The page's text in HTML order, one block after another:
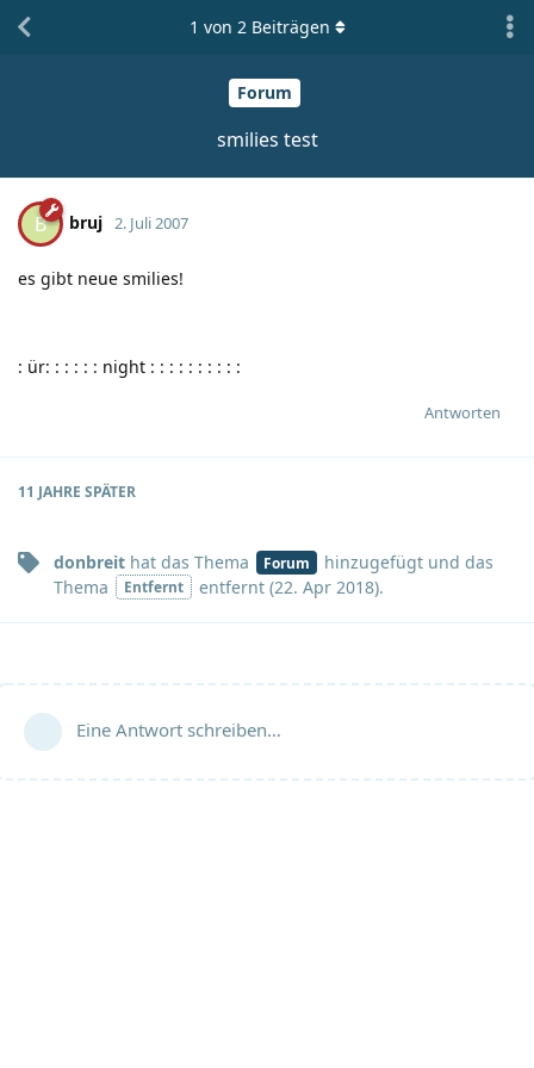
Forum
smilies test
1 von 2Beiträgen
B bruj 2. Juli 2007
es gibt neue smilies!
: ür: : : : : : night : : : : : : : : : :
Antworten
11 JAHRE SPÄTER
donbreit hat das Thema Forum hinzugefügt und das
Thema
Entfernt entfernt (22. Apr 2018).
Eine Antwort schreiben…